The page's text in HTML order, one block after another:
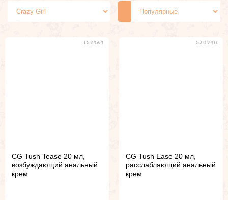
152464
CG Tush Tease 20 мл,
возбуждающий анальный
крем
530240
CG Tush Ease 20 мл,
расслабляющий анальный
крем